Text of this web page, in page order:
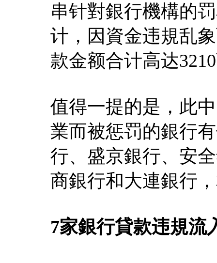
串针對銀行機構的
计，因資金违規乱
款金额合计高达
值得一提的是，此
業而被惩罚的銀行
行、盛京銀行、安
商銀行和大連銀行
7家銀行貸款违規流